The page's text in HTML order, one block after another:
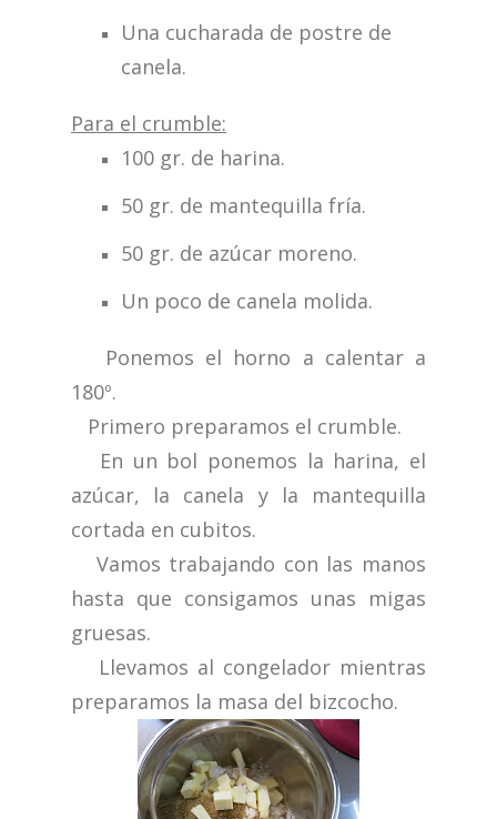
Una cucharada de postre de
canela.
Para el crumble:
100 gr. de harina.
50 gr. de mantequilla fría.
50 gr. de azúcar moreno.
Un poco de canela molida.
Ponemos el horno a calentar a
180º.
Primero preparamos el crumble.
En un bol ponemos la harina, el
azúcar, la canela y la mantequilla
cortada en cubitos.
Vamos trabajando con las manos
hasta que consigamos unas migas
gruesas.
Llevamos al congelador mientras
preparamos la masa del bizcocho.